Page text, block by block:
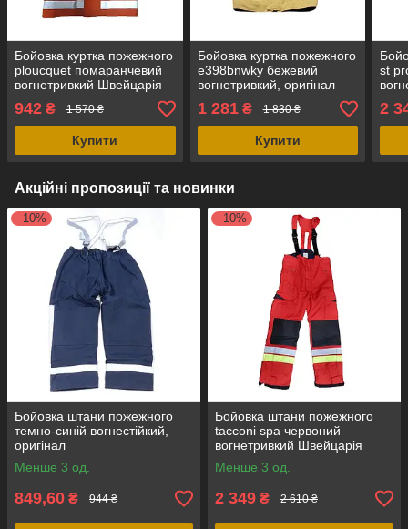
Бойовка куртка пожежного
ploucquet помаранчевий
вогнетривкий Швейцарія
942 ₴ 1 570 ₴
Купити
Бойовка куртка пожежного
e398bnwky бежевий
вогнетривкий, оригінал
Нідерланди
1 281₴ 1 830 ₴
Купити
st
2
Акційні пропозиції та новинки
–10%
Бойовка штани пожежного
темно-синій вогнестійкий,
оригінал
Менше 3 од.
849,60 ₴ 944 ₴
–10%
Бойовка штани пожежного
tacconi spa червоний
вогнетривкий Швейцарія
Менше 3 од.
2 349 ₴ 2 610 ₴